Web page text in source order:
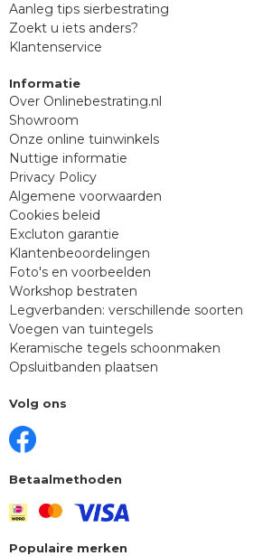
Aanleg tips sierbestrating
Zoekt u iets anders?
Klantenservice
Informatie
Over Onlinebestrating.nl
Showroom
Onze online tuinwinkels
Nuttige informatie
Privacy Policy
Algemene voorwaarden
Cookies beleid
Excluton garantie
Klantenbeoordelingen
Foto's en voorbeelden
Workshop bestraten
Legverbanden: verschillende soorten
Voegen van tuintegels
Keramische tegels schoonmaken
Opsluitbanden plaatsen
Volg ons
Betaalmethoden
Populaire merken